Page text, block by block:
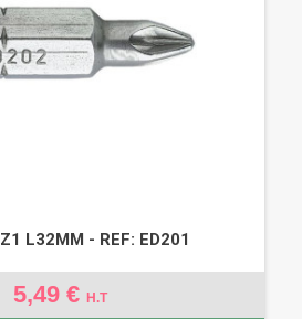
L32MM - REF: ED201
5,49 € H.T